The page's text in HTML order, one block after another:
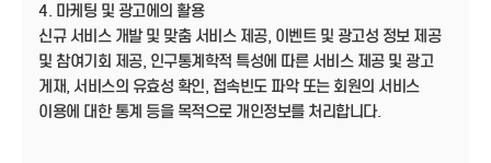
4. 마케팅 및 광고에의 활용
신규 서비스 개발 및 맞춤 서비스 제공, 이벤트 및 광고성 정보 제공
및 참여기회 제공, 인구통계학적 특성에 따른 서비스 제공 및 광고
게재, 서비스의 유효성 확인, 접속빈도 파악 또는 회원의 서비스
이용에 대한 통계 등을 목적으로 개인정보를 처리합니다.